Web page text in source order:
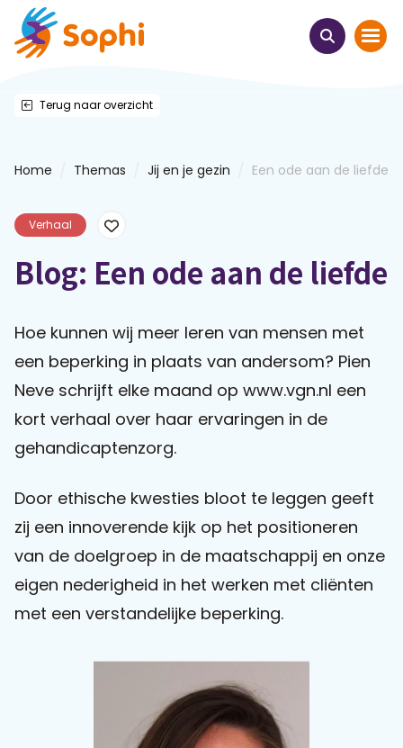
Thema's
Uit het hart
E-learnings
Themabijeenkomsten
Praat mee
Clientdossier Wiki
Mijn
Sophi
Over
Sophi
Contact
Terug naar overzicht
Home Themas Jij en je gezin Een ode aan de liefde
Verhaal
Blog: Een ode aan de liefde
Hoe kunnen wij meer leren van mensen met
een beperking in plaats van andersom? Pien
Neve schrijft elke maand op www.vgn.nl een
kort verhaal over haar ervaringen in de
gehandicaptenzorg.
Door ethische kwesties bloot te leggen geeft
zij een innoverende kijk op het positioneren
van de doelgroep in de maatschappij en onze
eigen nederigheid in het werken met cliënten
met een verstandelijke beperking.